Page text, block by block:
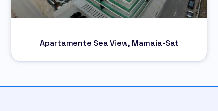
Apartamente Sea View, Mamaia-Sat